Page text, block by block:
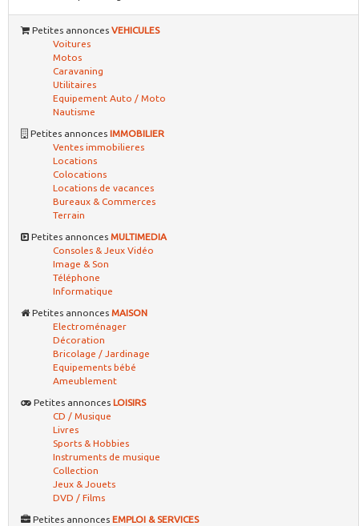
Petites annonces VEHICULES
Voitures
Motos
Caravaning
Utilitaires
Equipement Auto / Moto
Nautisme
Petites annonces IMMOBILIER
Ventes immobilieres
Locations
Colocations
Locations de vacances
Bureaux & Commerces
Terrain
Petites annonces MULTIMEDIA
Consoles & Jeux Vidéo
Image & Son
Téléphone
Informatique
Petites annonces MAISON
Electroménager
Décoration
Bricolage / Jardinage
Equipements bébé
Ameublement
Petites annonces LOISIRS
CD / Musique
Livres
Sports & Hobbies
Instruments de musique
Collection
Jeux & Jouets
DVD / Films
Petites annonces EMPLOI & SERVICES